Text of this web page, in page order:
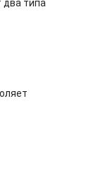
два типа